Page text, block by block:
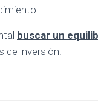
buscar un
de inversión.